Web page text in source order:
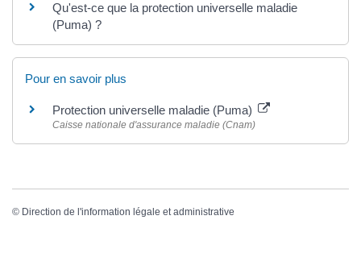
Qu'est-ce que la protection universelle maladie
(Puma) ?
Pour en savoir plus
Protection universelle maladie (Puma)
Caisse nationale d'assurance maladie (Cnam)
© Direction de l'information légale et administrative